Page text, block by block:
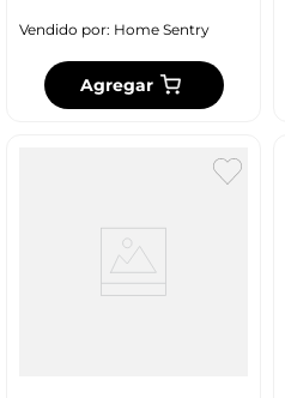
Vendido por: Home Sentry
Agregar